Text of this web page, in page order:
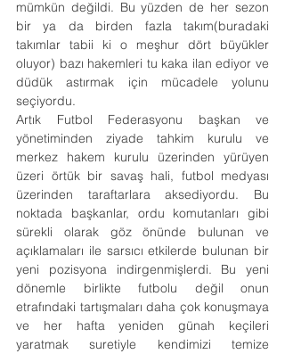
mümkün değildi. Bu yüzden de her sezon
bir ya da birden fazla takım(buradaki
takımlar tabii ki o meşhur dört büyükler
oluyor) bazı hakemleri tu kaka ilan ediyor ve
düdük astırmak için mücadele yolunu
seçiyordu.
Artık Futbol Federasyonu başkan ve
yönetiminden ziyade tahkim kurulu ve
merkez hakem kurulu üzerinden yürüyen
üzeri örtük bir savaş hali, futbol medyası
üzerinden taraftarlara aksediyordu. Bu
noktada başkanlar, ordu komutanları gibi
sürekli olarak göz önünde bulunan ve
açıklamaları ile sarsıcı etkilerde bulunan bir
yeni pozisyona indirgenmişlerdi. Bu yeni
dönemle birlikte futbolu değil onun
etrafındaki tartışmaları daha çok konuşmaya
ve her hafta yeniden günah keçileri
yaratmak suretiyle kendimizi temize